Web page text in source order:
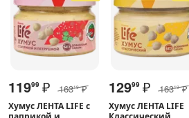
11999 ₽ 16319 ₽
Хумус ЛЕНТА LIFE с
12999 ₽ 16319 ₽
Хумус ЛЕНТА LIFE